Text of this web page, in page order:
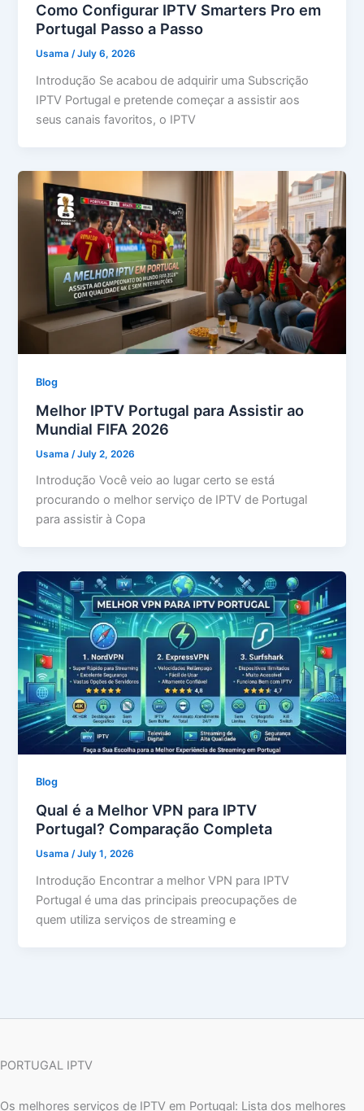
Como Configurar IPTV Smarters Pro em
Portugal Passo a Passo
Usama/July 6, 2026
Introdução Se acabou de adquirir uma Subscrição
IPTV Portugal e pretende começar a assistir aos
seus canais favoritos, o IPTV
Blog
Melhor IPTV Portugal para Assistir ao
Mundial FIFA 2026
Usama /July 2, 2026
Introdução Você veio ao lugar certo se está
procurando o melhor serviço de IPTV de Portugal
para assistir à Copa
Blog
Qual é a Melhor VPN para IPTV
Portugal? Comparação Completa
Usama/July 1, 2026
Introdução Encontrar a melhor VPN para IPTV
Portugal é uma das principais preocupações de
quem utiliza serviços de streaming e
PORTUGAL IPTV
Os melhores serviços de IPTV em Portugal: Lista dos melhores